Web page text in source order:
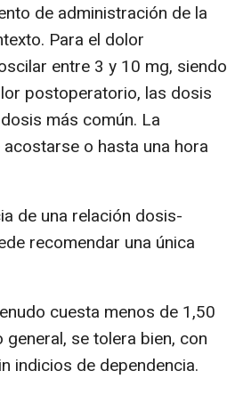
de administración de la
Para el dolor
entre 3 y 10 mg, siendo
postoperatorio, las dosis
más común. La
o hasta una hora
de una relación dosis-
recomendar una única
cuesta menos de 1,50
se tolera bien, con
indicios de dependencia.